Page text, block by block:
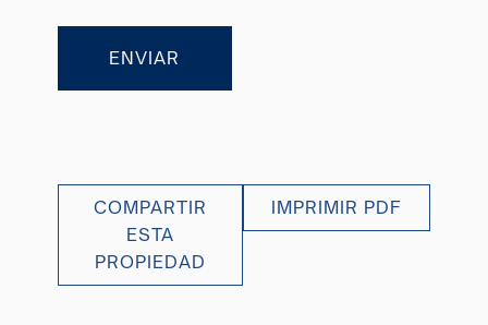
ENVIAR
COMPARTIR
ESTA
PROPIEDAD
IMPRIMIR PDF